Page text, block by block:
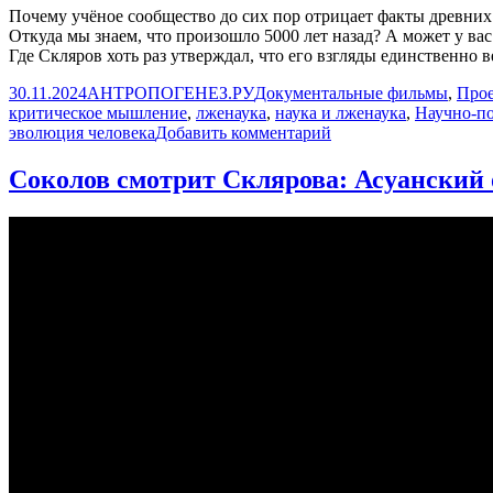
Почему учёное сообщество до сих пор отрицает факты
Откуда мы знаем, что произошло 5000 лет назад? А может у
Где Скляров хоть раз утверждал, что его взгляды
Опубликовано
30.11.2024Автор
АНТРОПОГЕНЕЗ.РУРубрики
Документальные фильмы,
критическое мышление, лженаука, наука и лженаука, Научно-
эволюция человекаДобавить комментарий
Александр
Соколов
Соколов смотрит Склярова: